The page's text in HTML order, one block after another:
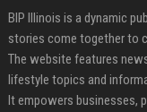
BIP Illinois is a dynamic
stories come together to
The website features
lifestyle topics and
It empowers businesses,